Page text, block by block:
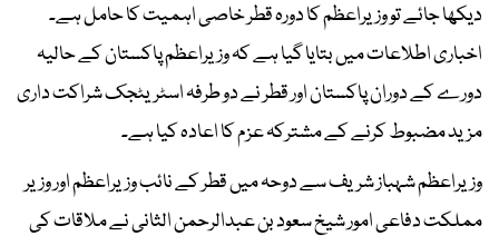
دیکھا جائے تو وزیراعظم کا دورہ قطر خاصی اہمیت کا حامل ہے۔
اخباری اطلاعات میں بتایا گیا ہے کہ وزیراعظم پاکستان کے حالیہ
دورے کے دوران پاکستان اور قطر نے دو طرفہ اسٹریٹجک شراکت داری
مزید مضبوط کرنے کے مشترکہ عزم کا اعادہ کیا ہے۔
وزیراعظم شہباز شریف سے دوحہ میں قطر کے نائب وزیراعظم اور وزیر
مملکت دفاعی امور شیخ سعود بن عبدالرحمن الثانی نے ملاقات کی